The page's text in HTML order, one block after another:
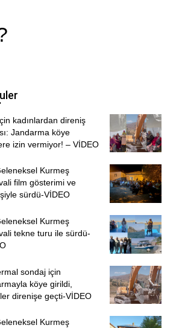
kadınlardan direniş
Jandarma köye
izin vermiyor! – VİDEO
Kurmeş
film gösterimi ve
sürdü-VİDEO
Kurmeş
tekne turu ile sürdü-
sondaj için
köye girildi,
direnişe geçti-VİDEO
Kurmeş